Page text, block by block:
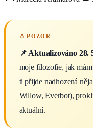
📌 Aktualizováno 28.
moje filozofie, jak
ti přijde nadhozená
Willow, Everbot),
aktuální.